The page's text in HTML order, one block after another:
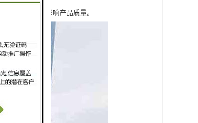
总量10%，不影响产品质量。